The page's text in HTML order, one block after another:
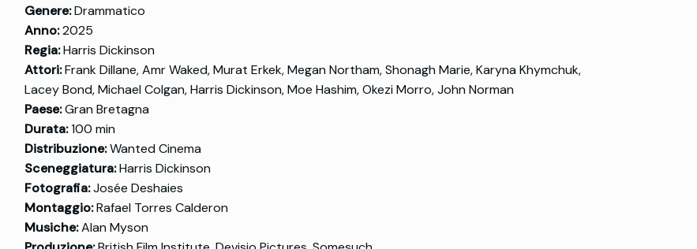
Genere:Drammatico
Anno:2025
Regia:Harris Dickinson
Attori:Frank Dillane, Amr Waked, Murat Erkek, Megan Northam, Shonagh Marie, Karyna Khymchuk,
Lacey Bond, Michael Colgan, Harris Dickinson, Moe Hashim, Okezi Morro, John Norman
Paese:Gran Bretagna
Durata:100 min
Distribuzione:Wanted Cinema
Sceneggiatura:Harris Dickinson
Fotografia:Josée Deshaies
Montaggio:Rafael Torres Calderon
Musiche:Alan Myson